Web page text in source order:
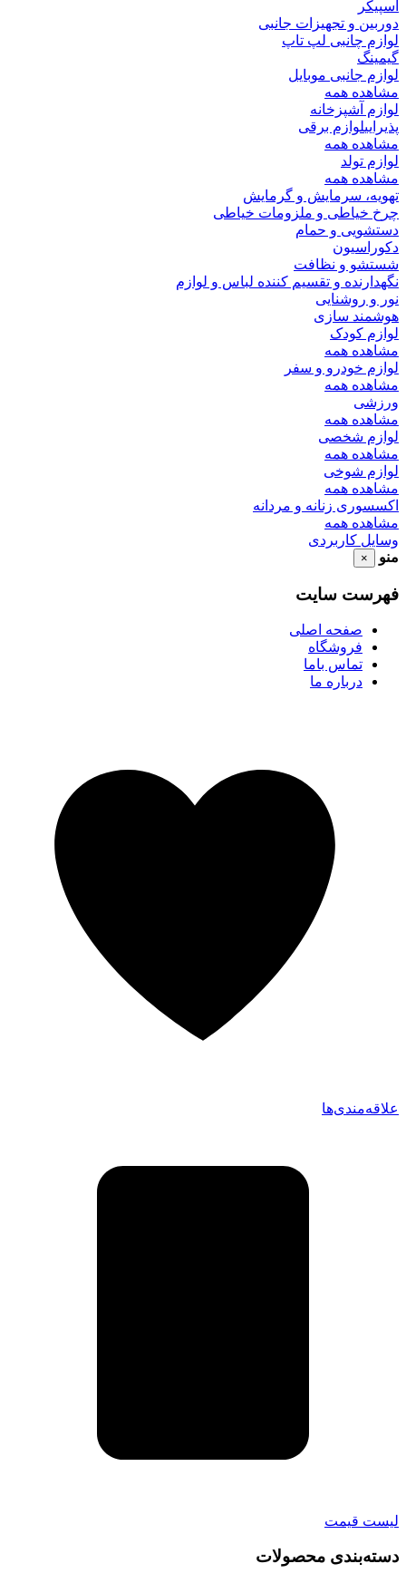
اسپیکر
دوربین و تجهیزات جانبی
لوازم چانبی لپ تاپ
گیمینگ
لوازم جانبی موبایل
مشاهده همه
لوازم آشپزخانه
پذیراییلوازم برقی
مشاهده همه
لوازم تولد
مشاهده همه
تهویه، سرمایش و گرمایش
چرخ خیاطی و ملزومات خیاطی
دستشویی و حمام
دکوراسیون
شستشو و نظافت
نگهدارنده و تقسیم کننده لباس و لوازم
نور و روشنایی
هوشمند سازی
لوازم کودک
مشاهده همه
لوازم خودرو و سفر
مشاهده همه
ورزشی
مشاهده همه
لوازم شخصی
مشاهده همه
لوازم شوخی
مشاهده همه
اکسسوری زنانه و مردانه
مشاهده همه
وسایل کاربردی
منو
×
فهرست سایت
صفحه اصلی
فروشگاه
تماس باما
درباره ما
علاقه‌مندی‌ها
لیست قیمت
دسته‌بندی محصولات